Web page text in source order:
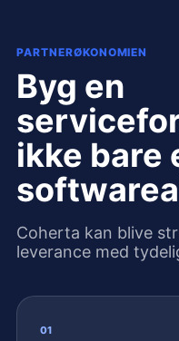
PARTNERØKONOMIEN
Byg en
ikke bare
Coherta kan blive
leverance med
01